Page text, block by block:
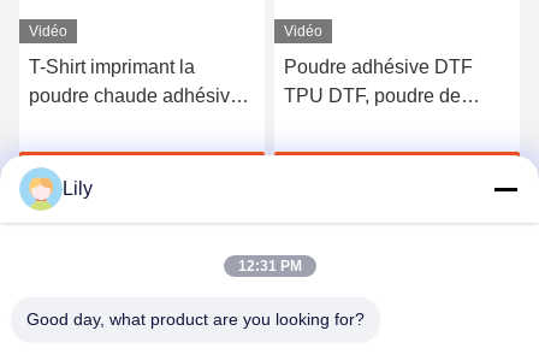
Vidéo
T-Shirt imprimant la
poudre chaude adhésive
transfert de 1kg 5kg TPU
DTF
Discuter Maintenant
Vidéo
Poudre adhésive DTF
TPU DTF, poudre de
l'impression de vêtements
Lily
12:31 PM
Good day, what product are you looking for?